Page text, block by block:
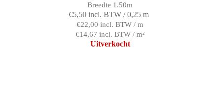
Breedte 1.50m
€5,50 incl. BTW / 0,25 m
€22,00 incl. BTW / m
€14,67 incl. BTW / m²
Uitverkocht